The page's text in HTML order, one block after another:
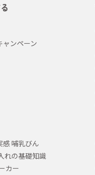
ャンペーン
感 哺乳びん
れの基礎知識
カー